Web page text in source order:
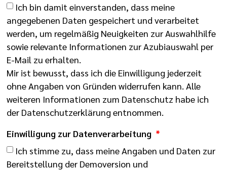
Ich bin damit einverstanden, dass meine
angegebenen Daten gespeichert und verarbeitet
werden, um regelmäßig Neuigkeiten zur Auswahlhilfe
sowie relevante Informationen zur Azubiauswahl per
E-Mail zu erhalten.
Mir ist bewusst, dass ich die Einwilligung jederzeit
ohne Angaben von Gründen widerrufen kann. Alle
weiteren Informationen zum Datenschutz habe ich
der Datenschutzerklärung entnommen.
Einwilligung zur Datenverarbeitung
Ich stimme zu, dass meine Angaben und Daten zur
Bereitstellung der Demoversion und